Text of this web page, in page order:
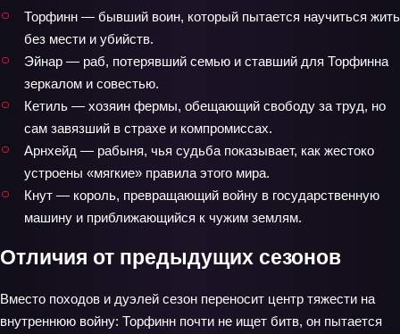
Торфинн — бывший воин, который пытается научиться жить
без мести и убийств.
Эйнар — раб, потерявший семью и ставший для Торфинна
зеркалом и совестью.
Кетиль — хозяин фермы, обещающий свободу за труд, но
сам завязший в страхе и компромиссах.
Арнхейд — рабыня, чья судьба показывает, как жестоко
устроены «мягкие» правила этого мира.
Кнут — король, превращающий войну в государственную
машину и приближающийся к чужим землям.
Отличия от предыдущих сезонов
Вместо походов и дуэлей сезон переносит центр тяжести на
внутреннюю войну: Торфинн почти не ищет битв, он пытается